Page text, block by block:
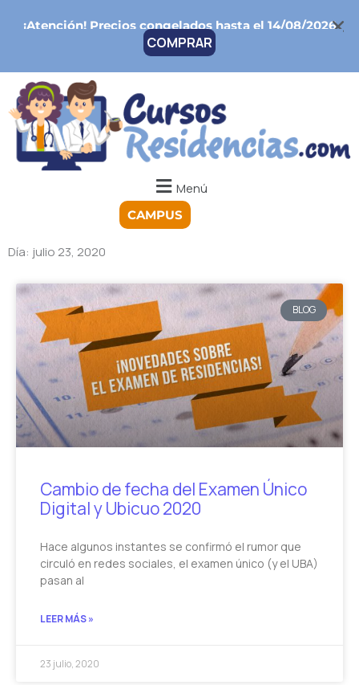
¡Atención!Precios congelados hasta el 14/08/2026
COMPRAR
Menú
CAMPUS
Día: julio 23, 2020
BLOG
Cambio de fecha del Examen Único
Digital y Ubicuo 2020
Hace algunos instantes se confirmó el rumor que
circuló en redes sociales, el examen único (y el UBA)
pasan al
LEER MÁS »
23 julio, 2020